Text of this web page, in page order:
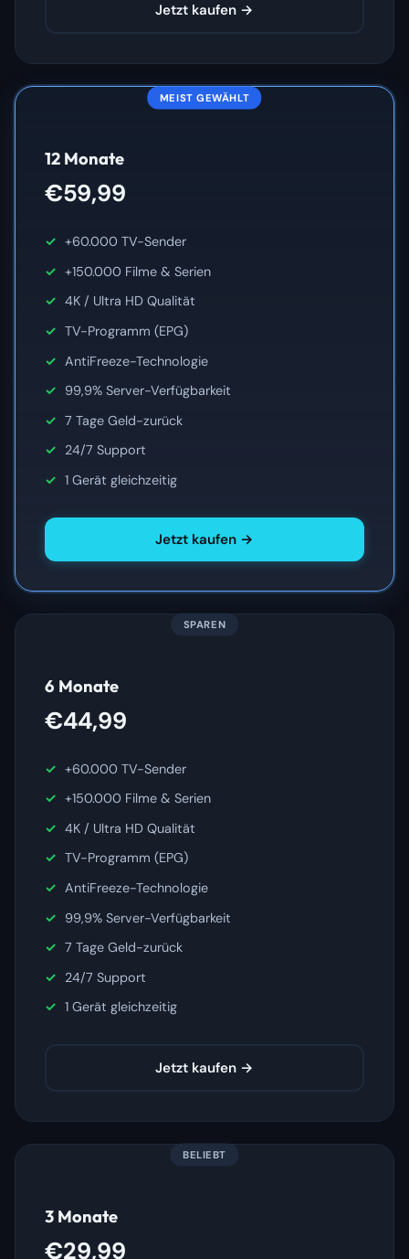
Jetzt kaufen →
MEIST GEWÄHLT
12 Monate
€59,99
+60.000 TV-Sender
+150.000 Filme & Serien
4K / Ultra HD Qualität
TV-Programm (EPG)
AntiFreeze-Technologie
99,9% Server-Verfügbarkeit
7 Tage Geld-zurück
24/7 Support
1 Gerät gleichzeitig
Jetzt kaufen →
SPAREN
6 Monate
€44,99
+60.000 TV-Sender
+150.000 Filme & Serien
4K / Ultra HD Qualität
TV-Programm (EPG)
AntiFreeze-Technologie
99,9% Server-Verfügbarkeit
7 Tage Geld-zurück
24/7 Support
1 Gerät gleichzeitig
Jetzt kaufen →
BELIEBT
3 Monate
€29,99